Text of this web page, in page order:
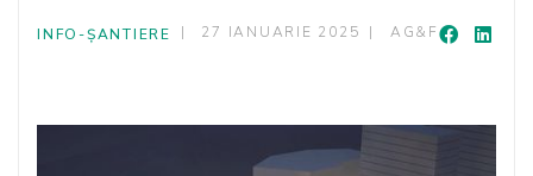
INFO-ȘANTIERE 27 IANUARIE 2025 AG&F